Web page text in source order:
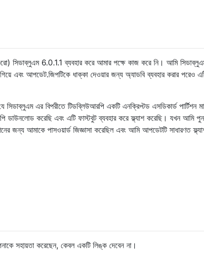
সিডাব্লুএম 6.0.1.1 ব্যবহার করে আমার পক্ষে কাজ করে নি। আমি
এবং আপডেট.জিপটিকে ধাক্কা দেওয়ার জন্য অ্যাডবি ব্যবহার করার পরেও
এর বিপরীতে টিডব্লিউআরপি একটি এনক্রিপ্টড এসডিকার্ড পার্টিশন
করেছি এবং এটি ফাস্টবুট ব্যবহার করে ফ্ল্যাশ করেছি। যখন আমি
জন্য আমাকে পাসওয়ার্ড জিজ্ঞাসা করেছিল এবং আমি আপডেটটি সাধারণত
সহায়তা করেছেন, কেবল একটি লিঙ্ক দেবেন না।